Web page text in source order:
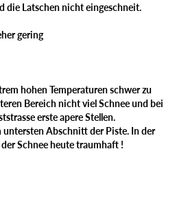
die Latschen nicht eingeschneit.
gering
hohen Temperaturen schwer zu
Bereich nicht viel Schnee und bei
erste apere Stellen.
Abschnitt der Piste. In der
Schnee heute traumhaft !